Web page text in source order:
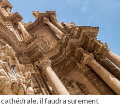
il faudra surement